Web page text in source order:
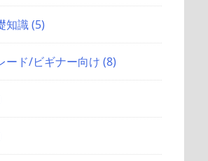
知識(5)
ード/ビギナー向け (8)